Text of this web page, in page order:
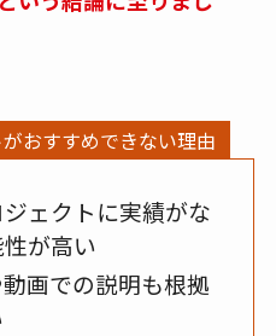
おすすめできない理由
ェクトに実績がな
が高い
画での説明も根拠